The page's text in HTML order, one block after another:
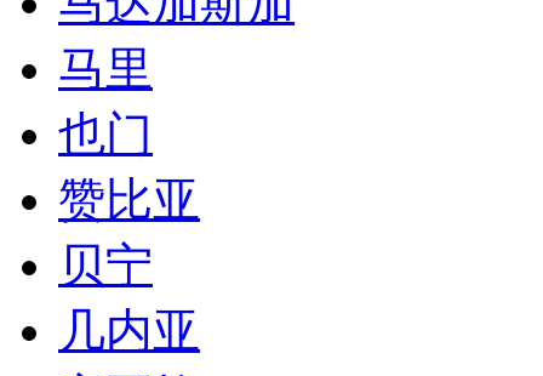
贝宁
几内亚
安哥拉
肯尼亚
喀麦隆
乌干达